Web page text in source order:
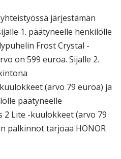
järjestämän
1. päätyneelle henkilölle
Frost Crystal -
on 599 euroa. Sijalle 2.
(arvo 79 euroa) ja
päätyneelle
Lite -kuulokkeet (arvo 79
palkinnot tarjoaa HONOR